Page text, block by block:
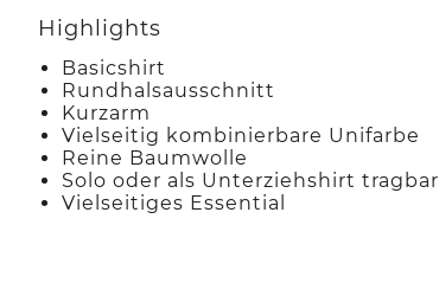
Highlights
Basicshirt
Rundhalsausschnitt
Kurzarm
Vielseitig kombinierbare Unifarbe
Reine Baumwolle
Solo oder als Unterziehshirt tragbar
Vielseitiges Essential